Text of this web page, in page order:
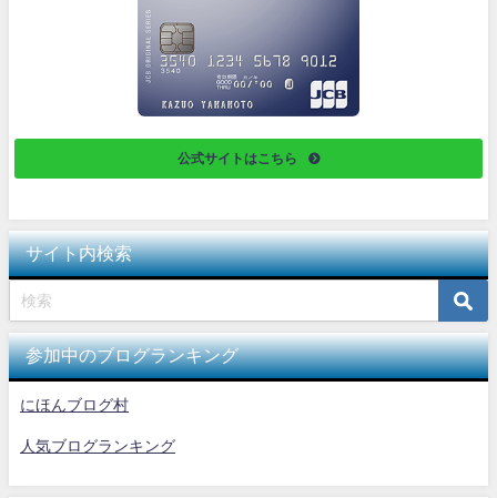
公式サイトはこちら
サイト内検索
参加中のブログランキング
にほんブログ村
人気ブログランキング